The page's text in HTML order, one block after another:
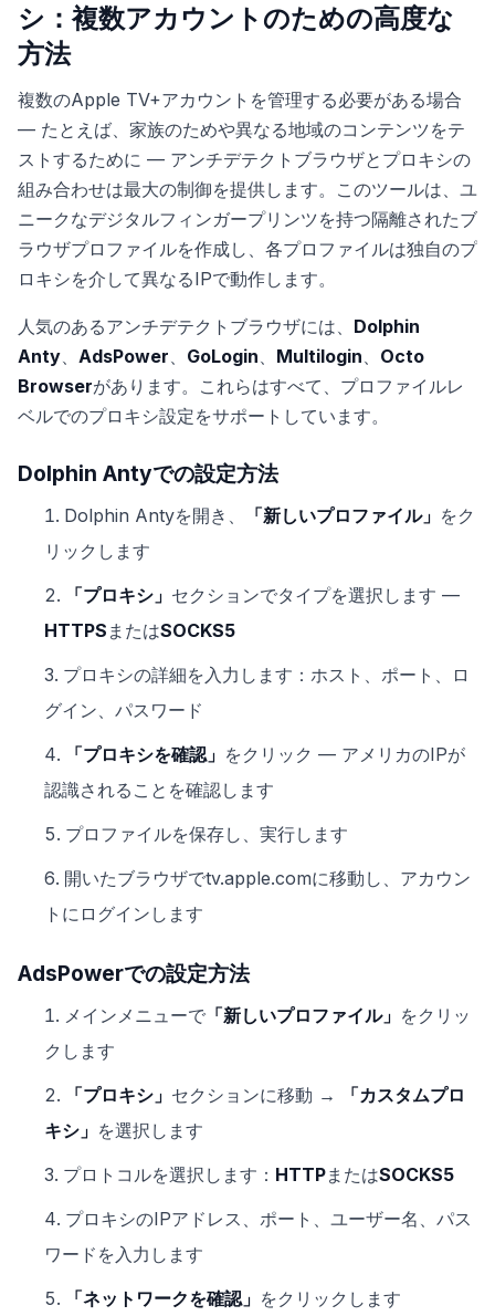
シ：複数アカウントのための高度な
方法
複数のApple TV+アカウントを管理する必要がある場合
— たとえば、家族のためや異なる地域のコンテンツをテ
ストするために — アンチデテクトブラウザとプロキシの
組み合わせは最大の制御を提供します。このツールは、ユ
ニークなデジタルフィンガープリンツを持つ隔離されたブ
ラウザプロファイルを作成し、各プロファイルは独自のプ
ロキシを介して異なるIPで動作します。
人気のあるアンチデテクトブラウザには、 Dolphin
Anty
AdsPower GoLogin Multilogin
Octo
Browserがあります。これらはすべて、プロファイルレ
ベルでのプロキシ設定をサポートしています。
Dolphin Antyでの設定方法
Dolphin Antyを開き、 「新しいプロファイル」 をク
リックします
「プロキシ」 セクションでタイプを選択します —
HTTPS またはSOCKS5
プロキシの詳細を入力します：ホスト、ポート、ロ
グイン、パスワード
「プロキシを確認」 をクリック — アメリカのIPが
認識されることを確認します
プロファイルを保存し、実行します
開いたブラウザでtv.apple.comに移動し、アカウン
トにログインします
AdsPowerでの設定方法
メインメニューで 「新しいプロファイル」 をクリッ
クします
「プロキシ」 セクションに移動 →
「カスタムプロ
キシ」 を選択します
プロトコルを選択します： HTTPまたはSOCKS5
プロキシのIPアドレス、ポート、ユーザー名、パス
ワードを入力します
「ネットワークを確認」 をクリックします